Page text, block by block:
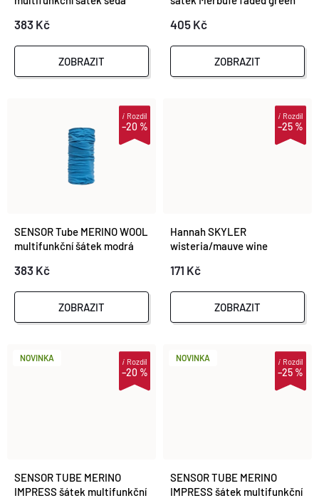
P
R
T
Ů
S
P
R
K
T
Ů
383 Kč
ZOBRAZIT
405 Kč
ZOBRAZIT
–20 %
iRozdíl
SENSOR Tube MERINO WOOL
multifunkční šátek modrá
383 Kč
ZOBRAZIT
–25 %
iRozdíl
Hannah SKYLER
wisteria/mauve wine
171 Kč
ZOBRAZIT
NOVINKA
–20 %
iRozdíl
SENSOR TUBE MERINO
IMPRESS šátek multifunkční
NOVINKA
–25 %
iRozdíl
SENSOR TUBE MERINO
IMPRESS šátek multifunkční